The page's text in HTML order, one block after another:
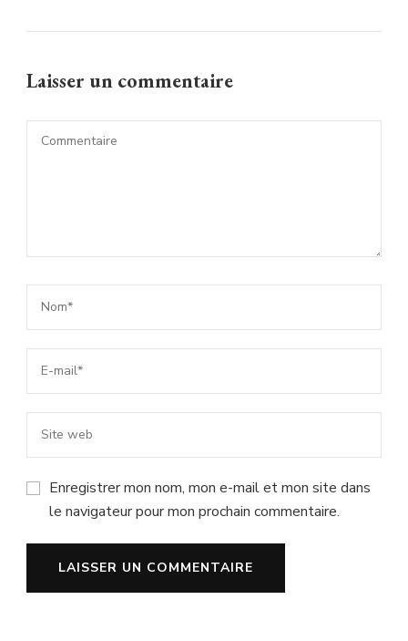
Laisser un commentaire
Enregistrer mon nom, mon e-mail et mon site dans
le navigateur pour mon prochain commentaire.